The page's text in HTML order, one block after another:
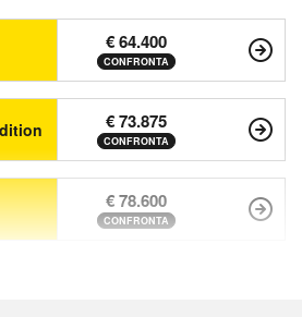
€ 64.400
CONFRONTA
€ 73.875
CONFRONTA
€ 78.600
CONFRONTA